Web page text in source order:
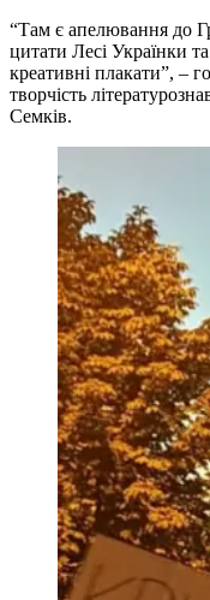
“Там є апелювання до
цитати Лесі Українки
креативні плакати”, –
творчість
Семків.